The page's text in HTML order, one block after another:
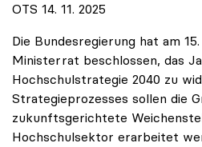
OTS 14. 11. 2025
Die Bundesregierung hat am
Ministerrat beschlossen, das
Hochschulstrategie 2040 zu
Strategieprozesses sollen die
zukunftsgerichtete
Hochschulsektor erarbeitet